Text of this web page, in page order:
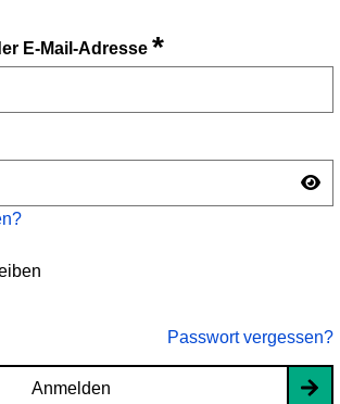
E-Mail-Adresse*
Passwort vergessen?
Anmelden